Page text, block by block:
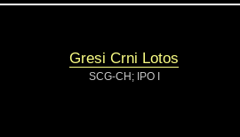
Gresi Crni Lotos
SCG-CH; IPO I